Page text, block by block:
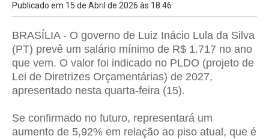
Publicado em 15 de Abril de 2026 às 18:46
BRASÍLIA - O governo de Luiz Inácio Lula da Silva
(PT) prevê um salário mínimo de R$ 1.717 no ano
que vem. O valor foi indicado no PLDO (projeto de
Lei de Diretrizes Orçamentárias) de 2027,
apresentado nesta quarta-feira (15).
Se confirmado no futuro, representará um
aumento de 5,92% em relação ao piso atual, que é